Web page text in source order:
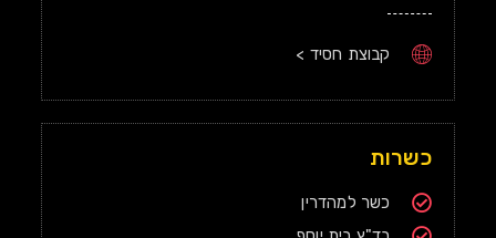
קבוצת חסיד >
כשרות
כשר למהדרין